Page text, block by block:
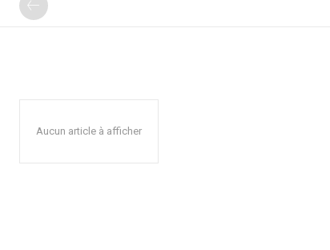
Aucun article à afficher